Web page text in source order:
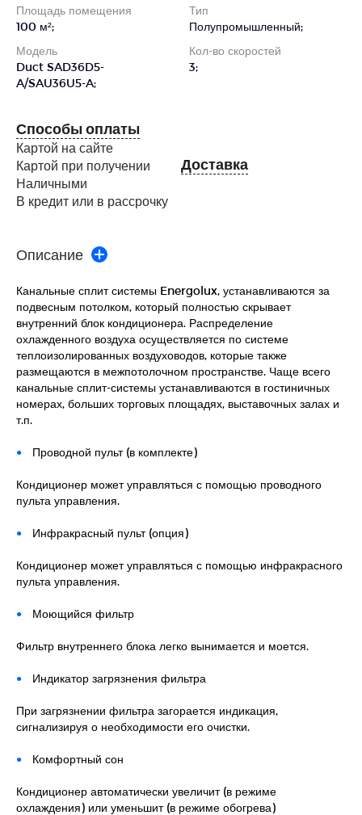
Площадь помещения
100 м²;
Тип
Полупромышленный;
Модель
Duct SAD36D5-
A/SAU36U5-A;
Кол-во скоростей
3;
Способы оплаты
Картой на сайте
Картой при получении
Наличными
В кредит или в рассрочку
Доставка
Описание
Канальные сплит системы Energolux, устанавливаются за
подвесным потолком, который полностью скрывает
внутренний блок кондиционера. Распределение
охлажденного воздуха осуществляется по системе
теплоизолированных воздуховодов, которые также
размещаются в межпотолочном пространстве. Чаще всего
канальные сплит-системы устанавливаются в гостиничных
номерах, больших торговых площадях, выставочных залах и
т.п.
Проводной пульт (в комплекте)
Кондиционер может управляться с помощью проводного
пульта управления.
Инфракрасный пульт (опция)
Кондиционер может управляться с помощью инфракрасного
пульта управления.
Моющийся фильтр
Фильтр внутреннего блока легко вынимается и моется.
Индикатор загрязнения фильтра
При загрязнении фильтра загорается индикация,
сигнализируя о необходимости его очистки.
Комфортный сон
Кондиционер автоматически увеличит (в режиме
охлаждения) или уменьшит (в режиме обогрева)